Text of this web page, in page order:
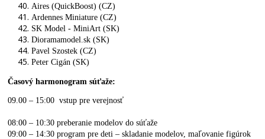
Aires (QuickBoost) (CZ)
Ardennes Miniature (CZ)
SK Model - MiniArt (SK)
Dioramamodel.sk (SK)
Pavel Szostek (CZ)
Peter Cigán (SK)
Časový harmonogram súťaže:
09.00 – 15:00 vstup pre verejnosť
08:00 – 10:30 preberanie modelov do súťaže
09:00 – 14:30 program pre deti – skladanie modelov, maľovanie figúrok